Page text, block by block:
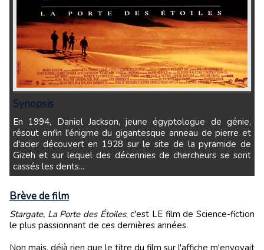
Synopsis
En 1994, Daniel Jackson, jeune égyptologue de génie,
résout enfin l'énigme du gigantesque anneau de pierre et
d'acier découvert en 1928 sur le site de la pyramide de
Gizeh et sur lequel des décennies de chercheurs se sont
cassés les dents...
Brève de film
Stargate, La Porte des Étoiles, c'est LE film de Science-fiction
le plus passionnant de ces dernières années.
Non mais, déjà rien que le titre du film sur l'affiche m'envoyait